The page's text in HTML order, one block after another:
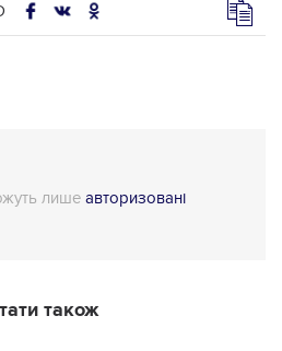
лише авторизовані
також